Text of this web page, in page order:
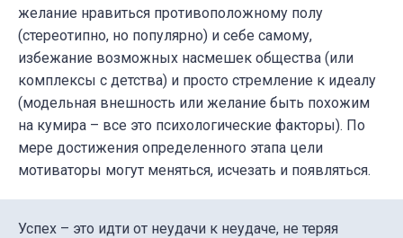
желание нравиться противоположному полу
(стереотипно, но популярно) и себе самому,
избежание возможных насмешек общества (или
комплексы с детства) и просто стремление к идеалу
(модельная внешность или желание быть похожим
на кумира – все это психологические факторы). По
мере достижения определенного этапа цели
мотиваторы могут меняться, исчезать и появляться.
Успех – это идти от неудачи к неудаче, не теряя